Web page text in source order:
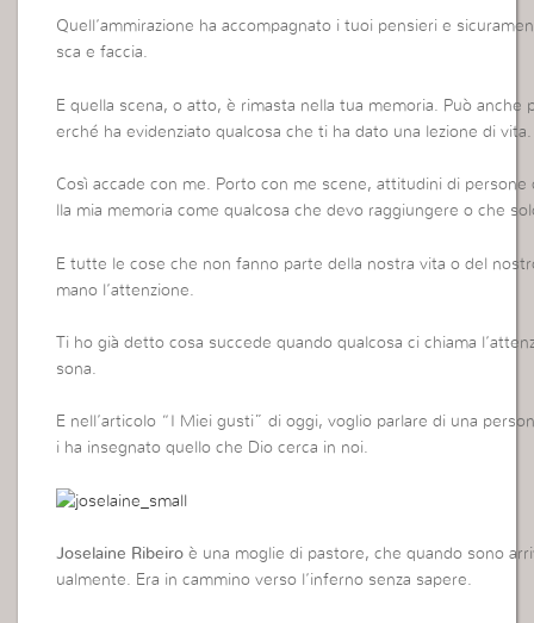
Quell’ammirazione ha accompagnato i tuoi pensieri e
sca e faccia.
E quella scena, o atto, è rimasta nella tua memoria. Può anche
erché ha evidenziato qualcosa che ti ha dato una lezione di vita.
Così accade con me. Porto con me scene, attitudini di
lla mia memoria come qualcosa che devo raggiungere o che
E tutte le cose che non fanno parte della nostra vita o del
mano l’attenzione.
Ti ho già detto cosa succede quando qualcosa ci chiama
sona.
E nell’articolo “I Miei gusti” di oggi, voglio parlare di una
i ha insegnato quello che Dio cerca in noi.
Joselaine Ribeiro è una moglie di pastore, che quando sono
ualmente. Era in cammino verso l’inferno senza sapere.